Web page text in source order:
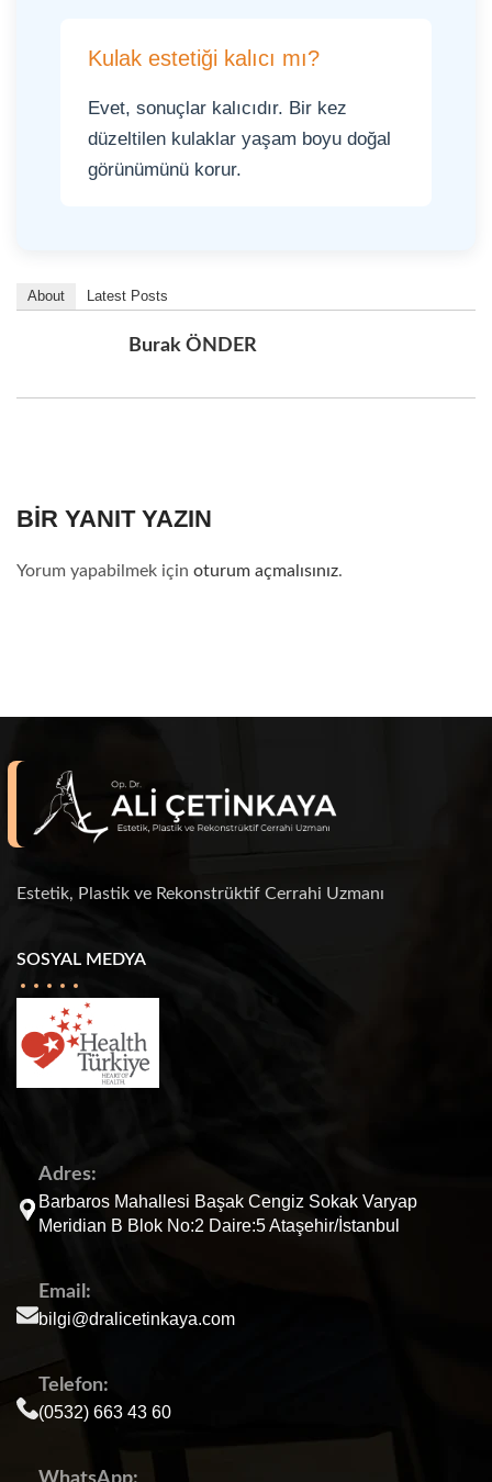
Kulak estetiği kalıcı mı?
Evet, sonuçlar kalıcıdır. Bir kez
düzeltilen kulaklar yaşam boyu doğal
görünümünü korur.
About Latest Posts
Burak ÖNDER
BIR YANIT YAZIN
Yorum yapabilmek için oturum açmalısınız.
Estetik, Plastik ve Rekonstrüktif Cerrahi Uzmanı
SOSYAL MEDYA
Adres:
Barbaros Mahallesi Başak Cengiz Sokak Varyap
Meridian B Blok No:2 Daire:5 Ataşehir/İstanbul
Email:
bilgi@dralicetinkaya.com
Telefon:
(0532) 663 43 60